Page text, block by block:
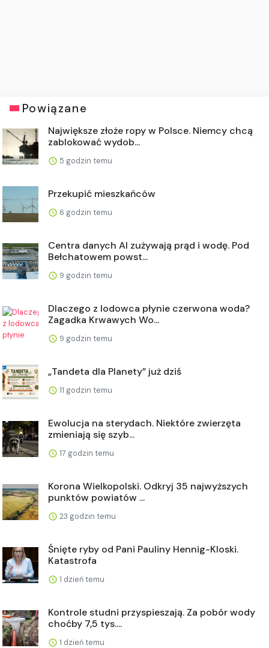
Powiązane
Największe złoże ropy w Polsce. Niemcy chcą
zablokować wydob...
5 godzin temu
Przekupić mieszkańców
6 godzin temu
Centra danych AI zużywają prąd i wodę. Pod
Bełchatowem powst...
9 godzin temu
Dlaczego z lodowca płynie czerwona woda?
Zagadka Krwawych Wo...
9 godzin temu
„Tandeta dla Planety” już dziś
11 godzin temu
Ewolucja na sterydach. Niektóre zwierzęta
zmieniają się szyb...
17 godzin temu
Korona Wielkopolski. Odkryj 35 najwyższych
punktów powiatów ...
23 godzin temu
Śnięte ryby od Pani Pauliny Hennig-Kloski.
Katastrofa
1 dzień temu
Kontrole studni przyspieszają. Za pobór wody
choćby 7,5 tys....
1 dzień temu